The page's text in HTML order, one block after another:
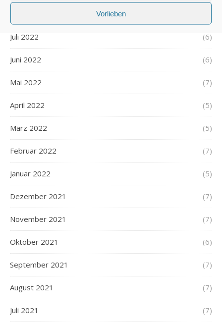
Vorlieben
Juli 2022 (6)
Juni 2022 (6)
Mai 2022 (7)
April 2022 (5)
März 2022 (5)
Februar 2022 (7)
Januar 2022 (5)
Dezember 2021 (7)
November 2021 (7)
Oktober 2021 (6)
September 2021 (7)
August 2021 (7)
Juli 2021 (7)